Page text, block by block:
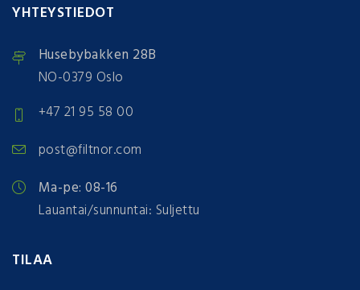
YHTEYSTIEDOT
Husebybakken 28B
NO-0379 Oslo
+47 21 95 58 00
post@filtnor.com
Ma-pe: 08-16
Lauantai/sunnuntai: Suljettu
TILAA